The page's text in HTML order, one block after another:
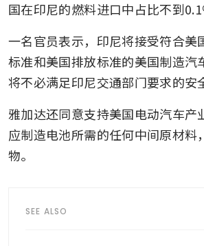
国在印尼的燃料进口中占比不到
一名官员表示，印尼将接受符合美
标准和美国排放标准的美国制造汽
将不必满足印尼交通部门要求的安
雅加达还同意支持美国电动汽车产
应制造电池所需的任何中间原材料
物。
SEE ALSO